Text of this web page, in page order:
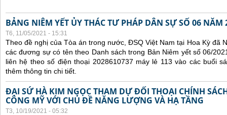
BẢNG NIÊM YẾT ỦY THÁC TƯ PHÁP DÂN SỰ SỐ 06 NĂM
T6, 11/05/2021 - 15:31
Theo đề nghị của Tòa án trong nước, ĐSQ Việt Nam tại Hoa Kỳ đã
các đương sự có tên theo Danh sách trong Bản Niêm yết số 06/
liên hệ theo số điện thoại 2028610737 máy lẻ 113 vào các buổi
thêm thông tin chi tiết.
ĐẠI SỨ HÀ KIM NGỌC THAM DỰ ĐỐI THOẠI CHÍNH
CÔNG MỸ VỚI CHỦ ĐỀ NĂNG LƯỢNG VÀ HẠ TẦNG
T3, 10/19/2021 - 05:32